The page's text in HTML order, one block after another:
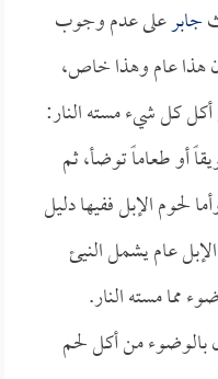
جابرعلى عدم وجوب
هذا عام وهذا خاص،
كل شيء مسته النار:
أو طعاماً توضأ، ثم
لحوم الإبل ففيها دليل
عام يشمل النيئ
مما مسته النار.
بالوضوء من أكل لحم